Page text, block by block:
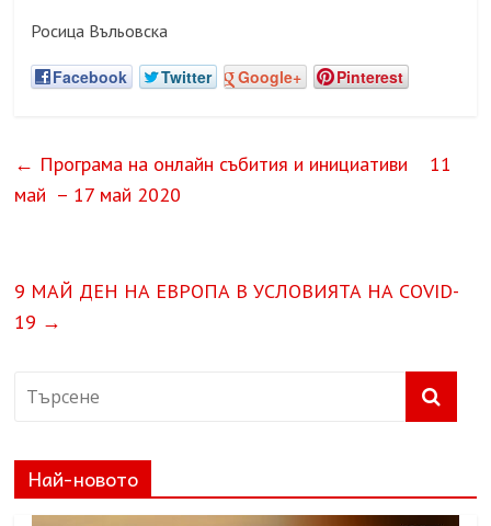
Росица Въльовска
Facebook Twitter Google+ Pinterest
← Програма на онлайн събития и инициативи 11
май – 17 май 2020
9 МАЙ ДЕН НА ЕВРОПА В УСЛОВИЯТА НА COVID-
19 →
Най-новото